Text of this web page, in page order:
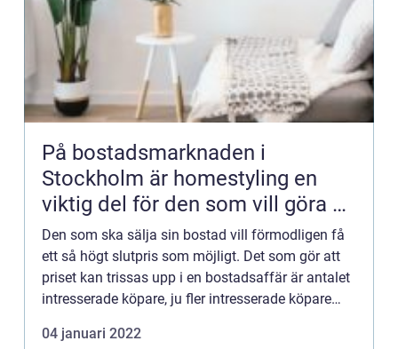
På bostadsmarknaden i
Stockholm är homestyling en
viktig del för den som vill göra en
riktigt lyckad affär
Den som ska sälja sin bostad vill förmodligen få
ett så högt slutpris som möjligt. Det som gör att
priset kan trissas upp i en bostadsaffär är antalet
intresserade köpare, ju fler intresserade köpare
04 januari 2022